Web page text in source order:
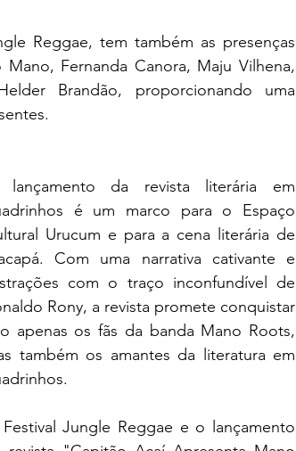
Reggae, tem também as presenças
Fernanda Canora, Maju Vilhena,
Brandão, proporcionando uma
lançamento da revista literária em
é um marco para o Espaço
Urucum e para a cena literária de
Com uma narrativa cativante e
com o traço inconfundível de
Rony, a revista promete conquistar
apenas os fãs da banda Mano Roots,
também os amantes da literatura em
Jungle Reggae e o lançamento